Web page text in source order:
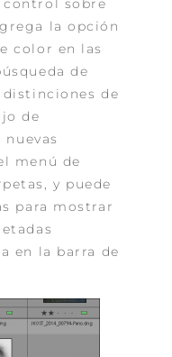
control sobre
la opción
color en las
de
de
de
menú de
y puede
para mostrar
en la barra de